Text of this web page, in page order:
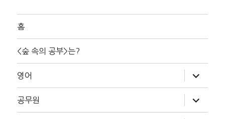
홈
<숲 속의 공부>는?
영어
위
메
확
장
공무원
위
메